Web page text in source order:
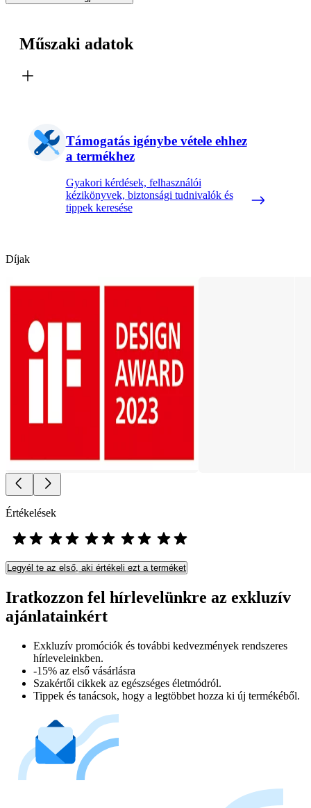
Műszaki adatok
Támogatás igénybe vétele ehhez
a termékhez
Gyakori kérdések, felhasználói
kézikönyvek, biztonsági tudnivalók és
tippek keresése
Díjak
Értékelések
Legyél te az első, aki értékeli ezt a terméket
Iratkozzon fel hírlevelünkre az exkluzív
ajánlatainkért​
Exkluzív promóciók és további kedvezmények rendszeres
hírleveleinkben.
-15% az első vásárlásra
Szakértői cikkek az egészséges életmódról.
Tippek és tanácsok, hogy a legtöbbet hozza ki új termékéből.